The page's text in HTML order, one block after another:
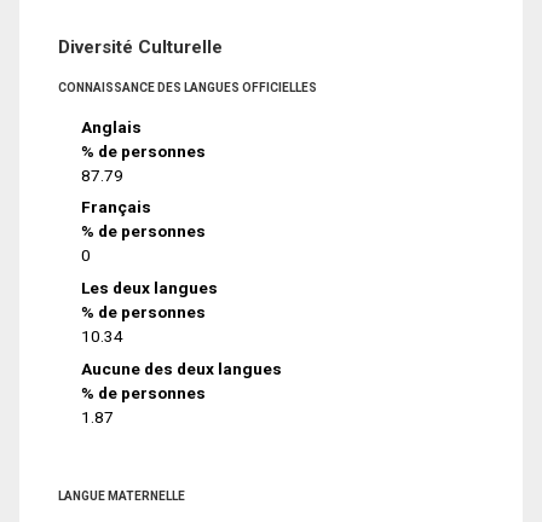
Diversité Culturelle
CONNAISSANCE DES LANGUES OFFICIELLES
Anglais
% de personnes
87.79
Français
% de personnes
0
Les deux langues
% de personnes
10.34
Aucune des deux langues
% de personnes
1.87
LANGUE MATERNELLE